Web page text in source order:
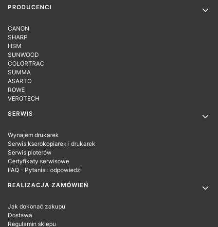
PRODUCENCI
CANON
SHARP
HSM
SUNWOOD
COLORTRAC
SUMMA
ASARTO
ROWE
VEROTECH
SERWIS
Wynajem drukarek
Serwis kserokopiarek i drukarek
Serwis ploterów
Certyfikaty serwisowe
FAQ - Pytania i odpowiedzi
REALIZACJA ZAMÓWIEŃ
Jak dokonać zakupu
Dostawa
Regulamin sklepu